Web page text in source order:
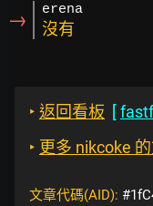
→ erena
沒有
‣ 返回看板 [
‣ 更多 nikcoke
文章代碼(AID):